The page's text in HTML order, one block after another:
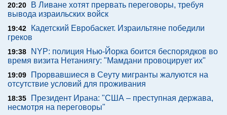
20:20
В Ливане хотят прервать переговоры, требуя
вывода израильских войск
19:42
Кадетский Евробаскет. Израильтяне победили
греков
19:38
NYP: полиция Нью-Йорка боится беспорядков во
время визита Нетаниягу: "Мамдани провоцирует их"
19:09
Прорвавшиеся в Сеуту мигранты жалуются на
отсутствие условий для проживания
18:35
Президент Ирана: "США – преступная держава,
несмотря на переговоры"